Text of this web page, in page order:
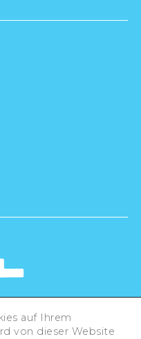
auf Ihrem
von dieser Website